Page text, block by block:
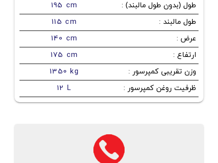
طول (بدون طول مالبند) :
195 cm
طول مالبند :
115 cm
عرض :
140 cm
ارتفاع :
175 cm
وزن تقریبی کمپرسور :
1350 kg
ظرفیت روغن کمپرسور :
12 L